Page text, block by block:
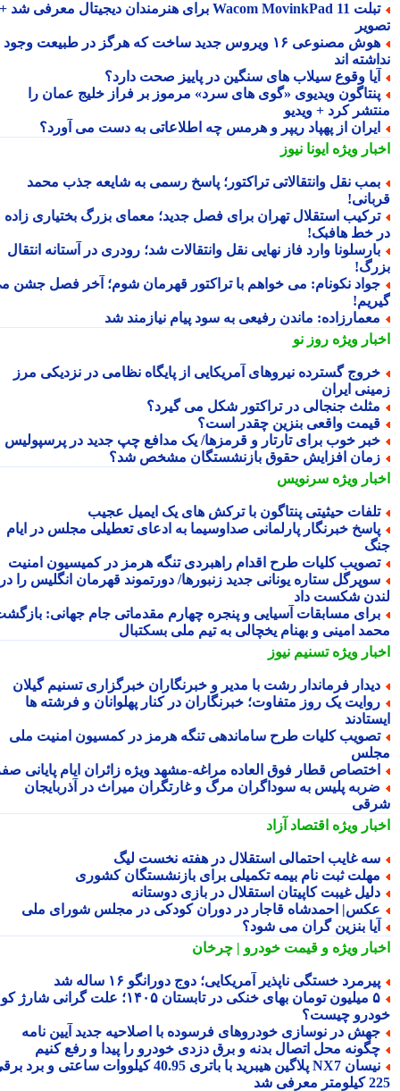
تبلت Wacom MovinkPad 11 برای هنرمندان دیجیتال معرفی شد +
هوش مصنوعی ۱۶ ویروس جدید ساخت که هرگز در طبیعت وجود
اند
وقوع سیلاب های سنگین در پاییز صحت دارد؟
ویدیوی «گوی های سرد» مرموز بر فراز خلیج عمان را
کرد + ویدیو
از پهپاد ریپر و هرمس چه اطلاعاتی به دست می آورد؟
ویژهایونا نیوز
نقل وانتقالاتی تراکتور؛ پاسخ رسمی به شایعه جذب محمد
استقلال تهران برای فصل جدید؛ معمای بزرگ بختیاری زاده
خط هافبک!
وارد فاز نهایی نقل وانتقالات شد؛ رودری در آستانه انتقال
نکونام: می خواهم با تراکتور قهرمان شوم؛ آخر فصل جشن می
ماندن رفیعی به سود پیام نیازمند شد
ویژهروز نو
گسترده نیروهای آمریکایی از پایگاه نظامی در نزدیکی مرز
ایران
جنجالی در تراکتور شکل می گیرد؟
واقعی بنزین چقدر است؟
خوب برای تارتار و قرمزها/ یک مدافع چپ جدید در پرسپولیس
افزایش حقوق بازنشستگان مشخص شد؟
ویژهسرنویس
حیثیتی پنتاگون با ترکش های یک ایمیل عجیب
خبرنگار پارلمانی صداوسیما به ادعای تعطیلی مجلس در ایام
کلیات طرح اقدام راهبردی تنگه هرمز در کمیسیون امنیت
ستاره یونانی جدید زنبورها/ دورتموند قهرمان انگلیس را در
شکست داد
مسابقات آسیایی و پنجره چهارم مقدماتی جام جهانی: بازگشت
امینی و بهنام یخچالی به تیم ملی بسکتبال
ویژهتسنیم نیوز
فرماندار رشت با مدیر و خبرنگاران خبرگزاری تسنیم گیلان
یک روز متفاوت؛ خبرنگاران در کنار پهلوانان و فرشته ها
کلیات طرح ساماندهی تنگه هرمز در کمسیون امنیت ملی
قطار فوق العاده مراغه-مشهد ویژه زائران ایام پایانی صفر
پلیس به سوداگران مرگ و غارتگران میراث در آذربایجان
ویژهاقتصاد آزاد
غایب احتمالی استقلال در هفته نخست لیگ
ثبت نام بیمه تکمیلی برای بازنشستگان کشوری
غیبت کاپیتان استقلال در بازی دوستانه
احمدشاه قاجار در دوران کودکی در مجلس شورای ملی
بنزین گران می شود؟
ویژهو قیمت خودرو | چرخان
خستگی ناپذیر آمریکایی؛ دوج دورانگو ۱۶ ساله شد
۵ میلیون تومان بهای خنکی در تابستان ۱۴۰۵؛ علت گرانی شارژ کولر
چیست؟
در نوسازی خودروهای فرسوده با اصلاحیه جدید آیین نامه
محل اتصال بدنه و برق دزدی خودرو را پیدا و رفع کنیم
نیسان NX7 پلاگین هیبرید با باتری 40.95 کیلووات ساعتی و برد برقی